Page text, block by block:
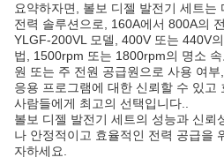
요약하자면, 볼보 디젤 발전기 세트는
전력 솔루션으로, 160A에서 800A의
YLGF-200VL 모델, 400V 또는 440V
법, 1500rpm 또는 1800rpm의 명소
원 또는 주 전원 공급원으로 사용 여
응용 프로그램에 대한 신뢰할 수 있고
사람들에게 최고의 선택입니다..
볼보 디젤 발전기 세트의 성능과 신뢰
나 안정적이고 효율적인 전력 공급을
자하세요.